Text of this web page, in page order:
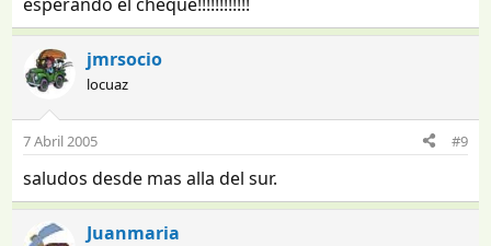
jmrsocio
locuaz
7 Abril 2005 #9
saludos desde mas alla del sur.
Juanmaria